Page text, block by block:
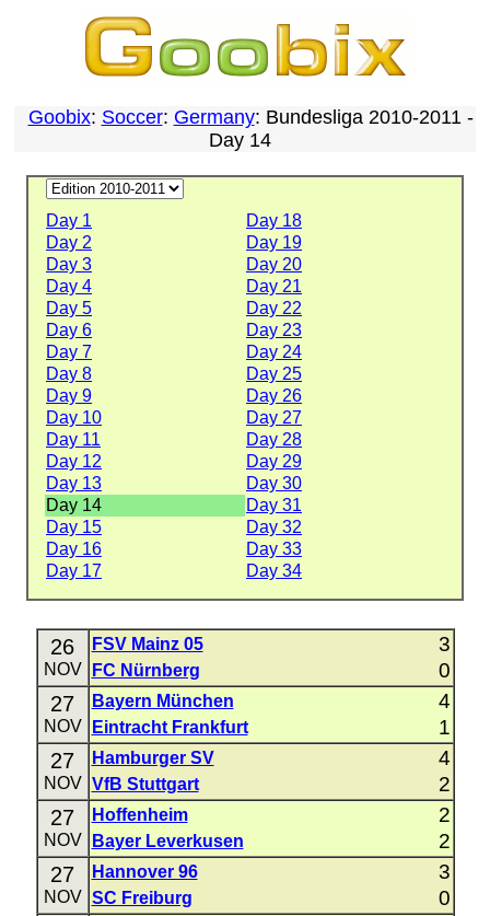
Goobix: Soccer: Germany: Bundesliga 2010-2011 -
Day 14
Day 1
Day 18
Day 2
Day 19
Day 3
Day 20
Day 4
Day 21
Day 5
Day 22
Day 6
Day 23
Day 7
Day 24
Day 8
Day 25
Day 9
Day 26
Day 10
Day 27
Day 11
Day 28
Day 12
Day 29
Day 13
Day 30
Day 14
Day 31
Day 15
Day 32
Day 16
Day 33
Day 17
Day 34
26
NOV
FSV Mainz 05 3
FC Nürnberg 0
27
NOV
Bayern München 4
Eintracht Frankfurt 1
27
NOV
Hamburger SV 4
VfB Stuttgart 2
27
NOV
Hoffenheim 2
Bayer Leverkusen 2
27
NOV
Hannover 96 3
SC Freiburg 0